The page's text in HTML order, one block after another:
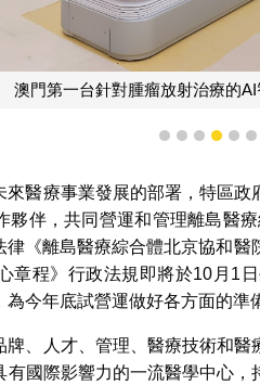
澳門第一台針對腫瘤放射治療的
1 2 3 4 5 6
來醫療事業發展的部署，特區
夥伴，共同營運和管理離島醫
律《離島醫療綜合體北京協和
章程》行政法規即將於10月1
今年底試營運做好各方面的準
牌、人才、管理、醫療技術和
有國際影響力的一流醫學中心